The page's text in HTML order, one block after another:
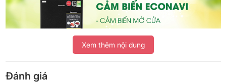
Xem thêm nội dung
Đánh giá